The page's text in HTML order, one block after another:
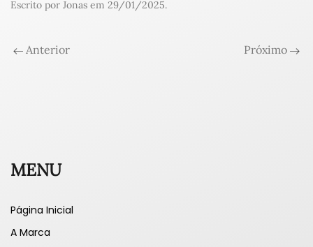
Escrito por Jonas em 29/01/2025.
Anterior Próximo
MENU
Página Inicial
A Marca